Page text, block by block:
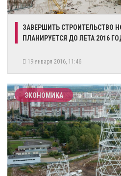
ЗАВЕРШИТЬ СТРОИТЕЛЬСТВО
ПЛАНИРУЕТСЯ ДО ЛЕТА 2016
19 января 2016, 11:46
ЭКОНОМИКА